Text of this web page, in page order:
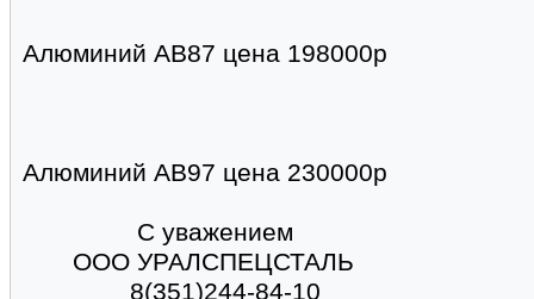
Алюминий АВ87 цена 198000р
Алюминий АВ97 цена 230000р
С уважением
ООО УРАЛСПЕЦСТАЛЬ
8(351)244-84-10